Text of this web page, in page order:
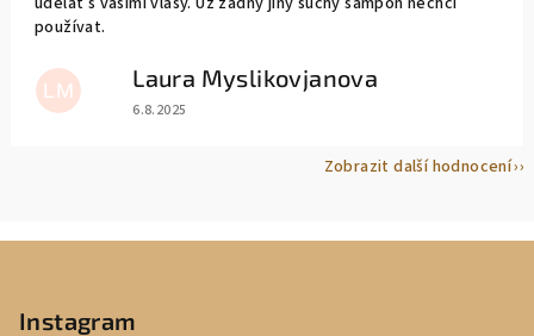
používat.
LM Laura Myslikovjanova
Hodnocení obchodu je 5 z 5 hvězdiček.
6.8.2025
Zobrazit další hodnocení
Instagram